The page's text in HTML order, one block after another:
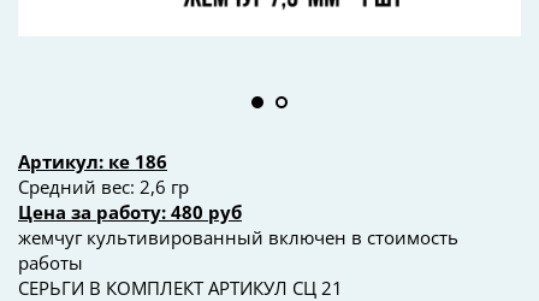
Артикул: ке 186
Средний вес: 2,6 гр
Цена за работу: 480 руб
жемчуг культивированный включен в стоимость
работы
СЕРЬГИ В КОМПЛЕКТ АРТИКУЛ СЦ 21